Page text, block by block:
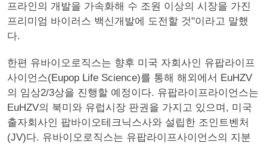
프라인의 개발을 가속화해 수 조원 이상의 시장을 가진
프리미엄 바이러스 백신개발에 도전할 것"이라고 말했
다.
한편 유바이오로직스는 향후 미국 자회사인 유팝라이프
사이언스(Eupop Life Science)를 통해 해외에서 EuHZV
의 임상2/3상을 진행할 예정이다. 유팝라이프라이언스는
EuHZV의 북미와 유럽시장 판권을 가지고 있으며, 미국
출자회사인 팝바이오테크닉스사와 설립한 조인트벤처
(JV)다. 유바이오로직스는 유팝라이프사이언스의 지분